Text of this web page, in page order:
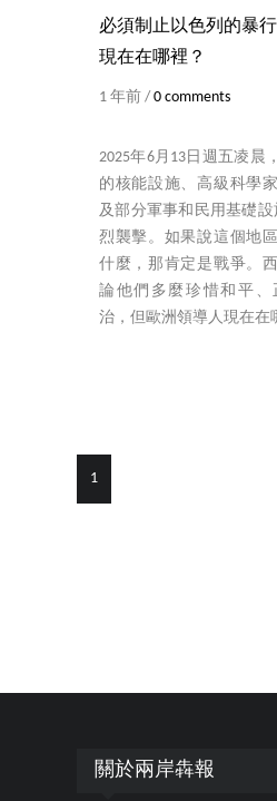
必須制止以色列的暴
現在在哪裡？
1 年前 / 0 comments
2025年6月13日週五凌晨
的核能設施、高級科學
及部分軍事和民用基礎
烈襲擊。如果說這個地
什麼，那肯定是戰爭。
論他們多麼珍惜和平、
治，但歐洲領導人現在在
1
關於兩岸犇報